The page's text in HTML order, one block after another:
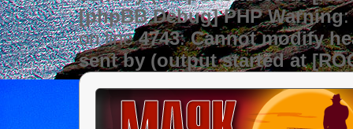
[phpBB Debug] PHP Warning
on line4743:Cannot modify
sent by (output started at